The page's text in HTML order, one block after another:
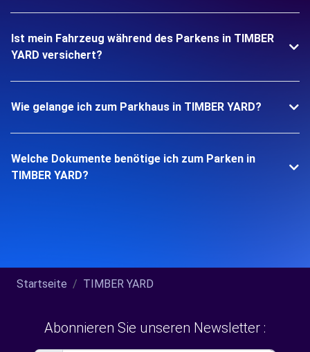
Ist mein Fahrzeug während des Parkens in TIMBER
YARD versichert?
Wie gelange ich zum Parkhaus in TIMBER YARD?
Welche Dokumente benötige ich zum Parken in
TIMBER YARD?
Startseite TIMBER YARD
Abonnieren Sie unseren Newsletter :